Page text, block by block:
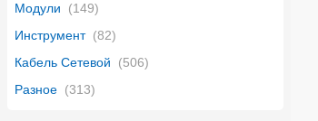
Модули
(149)
Инструмент (82)
Кабель Сетевой
(506)
Разное (313)